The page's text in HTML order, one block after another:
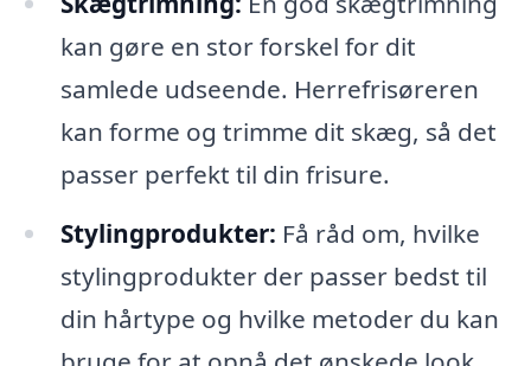
kan gøre en stor forskel for dit
samlede udseende. Herrefrisøreren
kan forme og trimme dit skæg, så det
passer perfekt til din frisure.
Stylingprodukter: Få råd om, hvilke
stylingprodukter der passer bedst til
din hårtype og hvilke metoder du kan